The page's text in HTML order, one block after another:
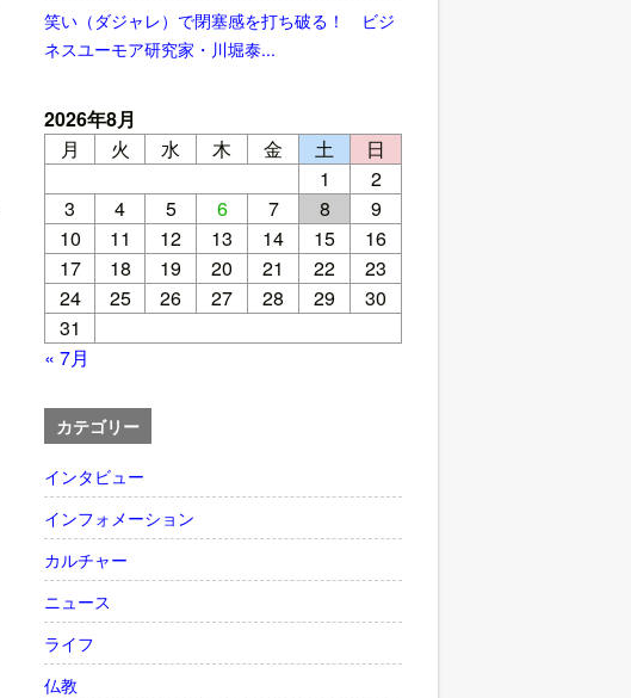
笑い（ダジャレ）で閉塞感を打ち破る！ ビジ
ネスユーモア研究家・川堀泰...
2026年8月
月
火 水 木 金 土
日
1
2
3
4 5 6 7 8
9
10
11 12 13 14 15
16
17
18 19 20 21 22
23
24
25 26 27 28 29
30
31
« 7月
カテゴリー
インタビュー
インフォメーション
カルチャー
ニュース
ライフ
仏教